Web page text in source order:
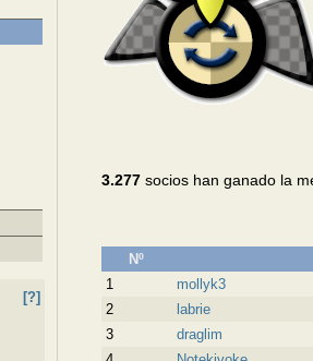
[?]
3.277socios han ganado la
Nº
1
mollyk3
2
labrie
3
draglim